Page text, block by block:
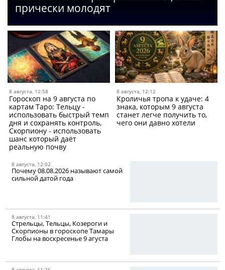
прически молодят
8 августа, 12:58
Гороскоп на 9 августа по
картам Таро: Тельцу -
использовать быстрый темп
дня и сохранять контроль,
Скорпиону - использовать
шанс который даёт
реальную почву
8 августа, 12:12
Кроличья тропа к удаче: 4
знака, которым 9 августа
станет легче получить то,
чего они давно хотели
8 августа, 12:02
Почему 08.08.2026 называют самой
сильной датой года
8 августа, 11:41
Стрельцы, Тельцы, Козероги и
Скорпионы в гороскопе Тамары
Глобы на воскресенье 9 агуста